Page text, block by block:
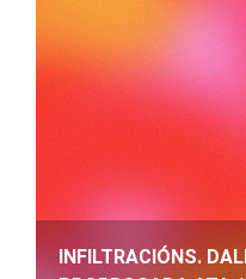
INFILTRACIÓNS.